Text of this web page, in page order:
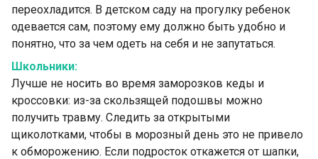
переохладится. В детском саду на прогулку ребенок
одевается сам, поэтому ему должно быть удобно и
понятно, что за чем одеть на себя и не запутаться.
Школьники:
Лучше не носить во время заморозков кеды и
кроссовки: из-за скользящей подошвы можно
получить травму. Следить за открытыми
щиколотками, чтобы в морозный день это не привело
к обморожению. Если подросток откажется от шапки,